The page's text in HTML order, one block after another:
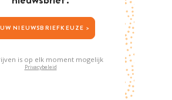
JOUW NIEUWSBRIEFKEUZE >
is op elk moment mogelijk
Privacybeleid